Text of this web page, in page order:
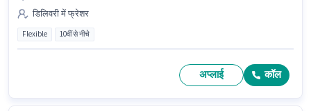
डिलिवरी में फ्रेशर
Flexible 10वीं से नीचे
अप्लाई कॉल